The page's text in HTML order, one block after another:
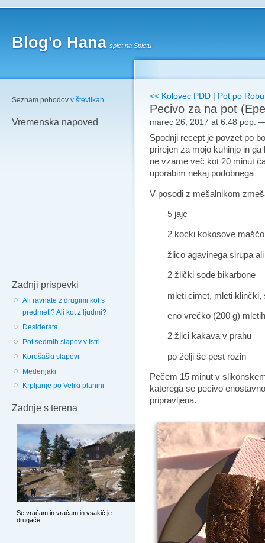
Blog'o Hana splet na Spletu
Seznam pohodov v številkah...
Vremenska napoved
Zadnji prispevki
Ali ravnate z drugimi kot s
predmeti? Ali kot z ljudmi?
Desiderata
Pot sedmih slapov v Istri
Korošaški slapovi
Medenjaki
Krpljanje po Veliki planini
Zadnje s terena
<< Kolovec PDD | Pot po
Pecivo za na pot
marec 26, 2017 at 6:48 pop.
Spodnji recept je povzet po
prirejen za mojo kuhinjo in
ne vzame več kot 20 minut
uporabim nekaj podobnega
V posodi z mešalnikom
5 jajc
2 kocki kokosove
žlico agavinega sirupa
2 žlički sode bikarbone
mleti cimet, mleti klinčki,
eno vrečko (200 g)
2 žlici kakava v prahu
po želji še pest rozin
Pečem 15 minut v
katerega se pecivo
pripravljena.